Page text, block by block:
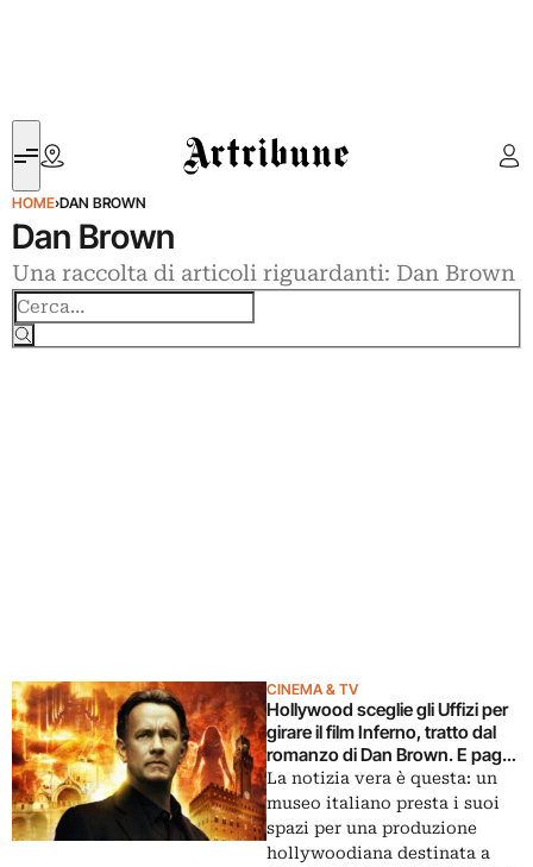
Artribune
HOME›DAN BROWN
Dan Brown
Una raccolta di articoli riguardanti: Dan Brown
CINEMA & TV
Hollywood sceglie gli Uffizi per
girare il film Inferno, tratto dal
romanzo di Dan Brown. E paga
230mila euro: eppure il museo è
costretto quasi a scusarsi…
La notizia vera è questa: un
museo italiano presta i suoi
spazi per una produzione
hollywoodiana destinata a